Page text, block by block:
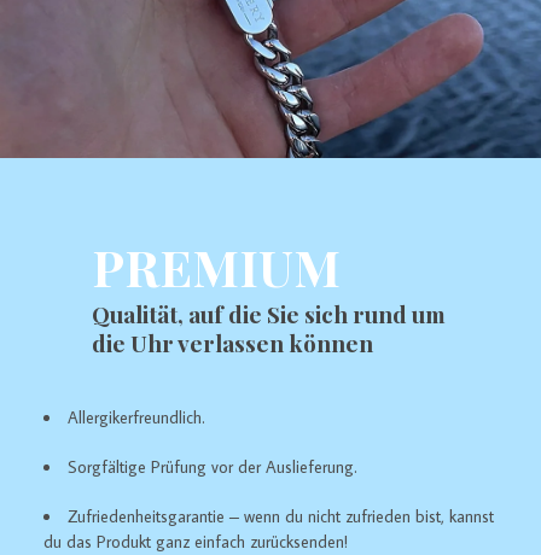
PREMIUM
Qualität, auf die Sie sich rund um
die Uhr verlassen können
Allergikerfreundlich.
Sorgfältige Prüfung vor der Auslieferung.
Zufriedenheitsgarantie – wenn du nicht zufrieden bist, kannst
du das Produkt ganz einfach zurücksenden!